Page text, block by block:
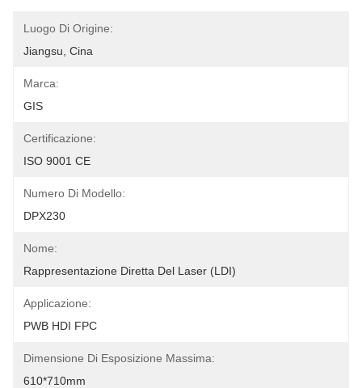
Luogo Di Origine:
Jiangsu, Cina
Marca:
GIS
Certificazione:
ISO 9001 CE
Numero Di Modello:
DPX230
Nome:
Rappresentazione Diretta Del Laser (LDI)
Applicazione:
PWB HDI FPC
Dimensione Di Esposizione Massima:
610*710mm